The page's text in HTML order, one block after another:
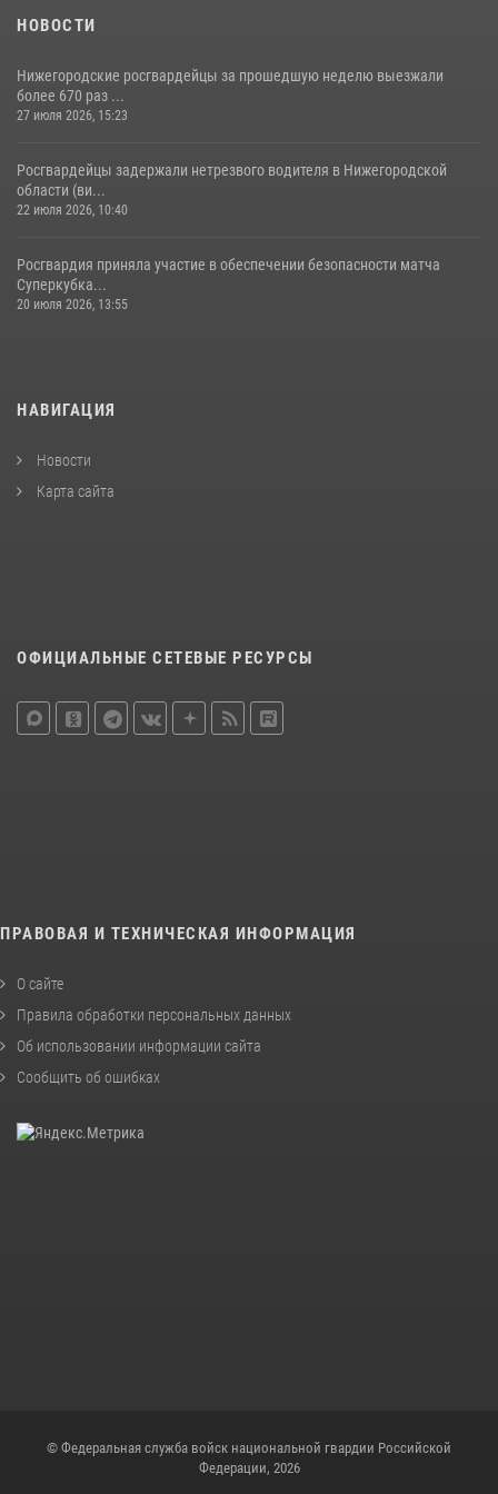
НОВОСТИ
Нижегородские росгвардейцы за прошедшую неделю выезжали
более 670 раз ...
27 июля 2026, 15:23
Росгвардейцы задержали нетрезвого водителя в Нижегородской
области (ви...
22 июля 2026, 10:40
Росгвардия приняла участие в обеспечении безопасности матча
Суперкубка...
20 июля 2026, 13:55
НАВИГАЦИЯ
Новости
Карта сайта
ОФИЦИАЛЬНЫЕ СЕТЕВЫЕ РЕСУРСЫ
ПРАВОВАЯ И ТЕХНИЧЕСКАЯ ИНФОРМАЦИЯ
О сайте
Правила обработки персональных данных
Об использовании информации сайта
Сообщить об ошибках
© Федеральная служба войск национальной гвардии Российской
Федерации, 2026